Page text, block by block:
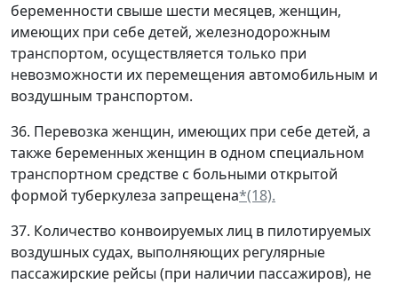
беременности свыше шести месяцев, женщин,
имеющих при себе детей, железнодорожным
транспортом, осуществляется только при
невозможности их перемещения автомобильным и
воздушным транспортом.
36. Перевозка женщин, имеющих при себе детей, а
также беременных женщин в одном специальном
транспортном средстве с больными открытой
формой туберкулеза запрещена*(18).
37. Количество конвоируемых лиц в пилотируемых
воздушных судах, выполняющих регулярные
пассажирские рейсы (при наличии пассажиров), не